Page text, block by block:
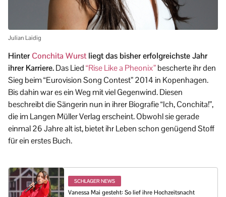
Julian Laidig
Hinter Conchita Wurstliegt das bisher erfolgreichste Jahr
ihrer Karriere.Das Lied“Rise Like a Pheonix”bescherte ihr den
Sieg beim “Eurovision Song Contest” 2014 in Kopenhagen.
Bis dahin war es ein Weg mit viel Gegenwind. Diesen
beschreibt die Sängerin nun in ihrer Biografie “Ich, Conchita!”,
die im Langen Müller Verlag erscheint. Obwohl sie gerade
einmal 26 Jahre alt ist, bietet ihr Leben schon genügend Stoff
für ein erstes Buch.
SCHLAGER NEWS
Vanessa Mai gesteht: So lief ihre Hochzeitsnacht